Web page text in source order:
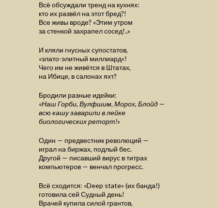
Всё обсуждали тренд на кухнях:
кто их развёл на этот бред?!
Все живы вроде? «Этим утром
за стенкой захрапел сосед!..»
И кляли гнусных супостатов,
«злато-элитный миллиард»!
Чего им не живётся в Штатах,
на Ибице, в салонах яхт?
Бродили разные идейки:
«Наш Горби, Вулфшим, Морох, Блойд —
всю кашу заварили в лейке
биологических реторт!»
Один — предвестник революций —
играл на биржах, подлый бес.
Другой — писавший вирус в титрах
компьютеров — венчал прогресс.
Всё сходится: «Deep state» (их банда!)
готовила сей Судный день!
Врачей купила силой грантов,